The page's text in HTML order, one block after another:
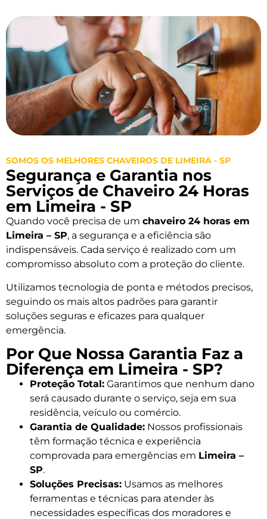
SOMOS OS MELHORES CHAVEIROS DE LIMEIRA - SP
Segurança e Garantia nos
Serviços de Chaveiro 24 Horas
em Limeira - SP
Quando você precisa de um chaveiro 24 horas em
Limeira – SP, a segurança e a eficiência são
indispensáveis. Cada serviço é realizado com um
compromisso absoluto com a proteção do cliente.
Utilizamos tecnologia de ponta e métodos precisos,
seguindo os mais altos padrões para garantir
soluções seguras e eficazes para qualquer
emergência.
Por Que Nossa Garantia Faz a
Diferença em Limeira - SP?
Proteção Total: Garantimos que nenhum dano
será causado durante o serviço, seja em sua
residência, veículo ou comércio.
Garantia de Qualidade: Nossos profissionais
têm formação técnica e experiência
comprovada para emergências em Limeira –
SP.
Soluções Precisas: Usamos as melhores
ferramentas e técnicas para atender às
necessidades específicas dos moradores e